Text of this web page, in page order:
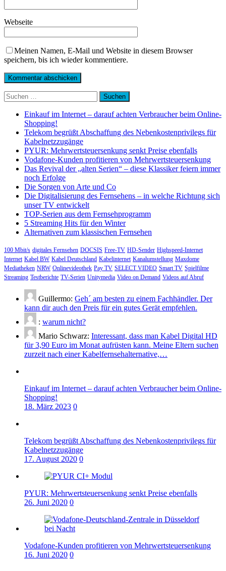
Webseite
Meinen Namen, E-Mail und Website in diesem Browser
speichern, bis ich wieder kommentiere.
Suchen
nach:
Einkauf im Internet – darauf achten Verbraucher beim Online-
Shopping!
Telekom begrüßt Abschaffung des Nebenkostenprivilegs für
Kabelnetzzugänge
PYUR: Mehrwertsteuersenkung senkt Preise ebenfalls
Vodafone-Kunden profitieren von Mehrwertsteuersenkung
Das Revival der „alten Serien“ – diese Klassiker feiern immer
noch Erfolge
Die Sorgen von Arte und Co
Die Digitalisierung des Fernsehens – in welche Richtung sich
unser TV entwickelt
TOP-Serien aus dem Fernsehprogramm
5 Streaming Hits für den Winter
Alternativen zum klassischen Fernsehen
100 Mbit/s digitales Fernsehen DOCSIS Free-TV HD-Sender Highspeed-Internet
Internet Kabel BW Kabel Deutschland Kabelinternet Kanalumstellung Maxdome
Mediatheken NRW Onlinevideothek Pay TV SELECT VIDEO Smart TV Spielfilme
Streaming Testberichte TV-Serien Unitymedia Video on Demand Videos auf Abruf
Guillermo: Geh´ am besten zu einem Fachhändler. Der
kann dir auch den Preis für ein gutes Gerät empfehlen.
: warum nicht?
Mario Schwarz: Interessant, dass man Kabel Digital HD
für 3,90 Euro im Monat aufrüsten kann. Meine Eltern suchen
zurzeit nach einer Kabelfernsehalternative,…
Einkauf im Internet – darauf achten Verbraucher beim Online-
Shopping!
18. März 2023 0
Telekom begrüßt Abschaffung des Nebenkostenprivilegs für
Kabelnetzzugänge
17. August 2020 0
PYUR: Mehrwertsteuersenkung senkt Preise ebenfalls
26. Juni 2020 0
Vodafone-Kunden profitieren von Mehrwertsteuersenkung
16. Juni 2020 0